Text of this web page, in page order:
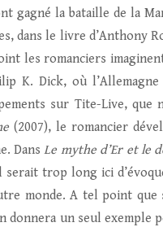
gagné la bataille de la
dans le livre d’Anthony
les romanciers
K. Dick, où
sur Tite-Live, que
(2007), le romancier
DansLe mythe d’Er et le
trop long ici
monde. A tel point
donnera un seul